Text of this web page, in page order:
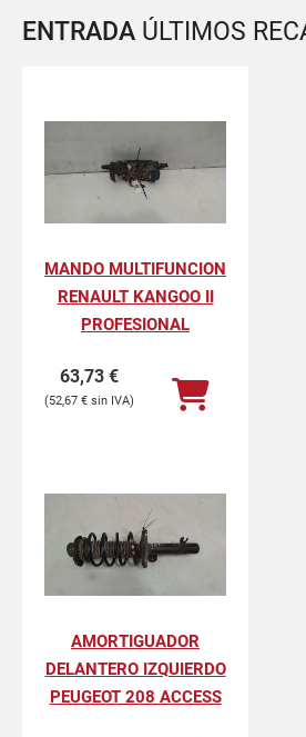
ENTRADA ÚLTIMOS
MANDO MULTIFUNCION
RENAULT KANGOO II
PROFESIONAL
63,73 €
52,67 €
AMORTIGUADOR
DELANTERO IZQUIERDO
PEUGEOT 208 ACCESS